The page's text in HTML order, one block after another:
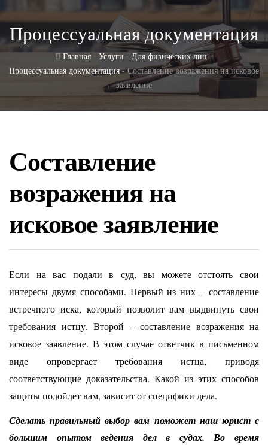
Процессуальная документация
Главная - Услуги - Для физических лиц-
Процессуальная документация- Составление возражения на исковое
заявление
Составление
возражения на
исковое заявление
Если на вас подали в суд, вы можете отстоять свои
интересы двумя способами. Первый из них – составление
встречного иска, который позволит вам выдвинуть свои
требования истцу. Второй – составление возражения на
исковое заявление. В этом случае ответчик в письменном
виде опровергает требования истца, приводя
соответствующие доказательства. Какой из этих способов
защиты подойдет вам, зависит от специфики дела.
Сделать правильный выбор вам поможет наш юрист с
большим опытом ведения дел в судах. Во время